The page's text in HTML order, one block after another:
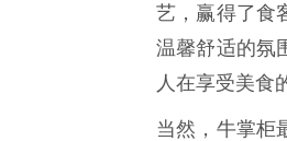
艺，赢得了食
温馨舒适的氛
人在享受美食
当然，牛掌柜